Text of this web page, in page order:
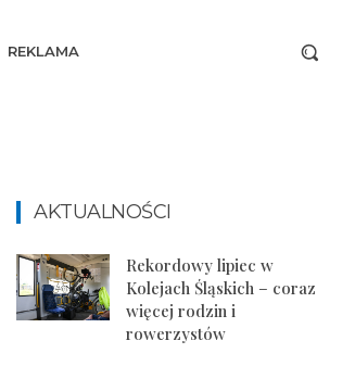
REKLAMA
AKTUALNOŚCI
Rekordowy lipiec w
Kolejach Śląskich – coraz
więcej rodzin i
rowerzystów